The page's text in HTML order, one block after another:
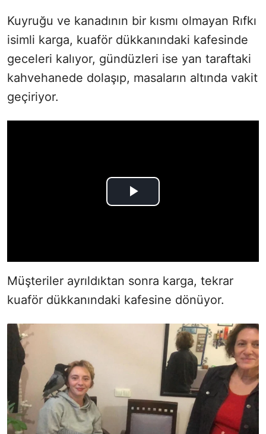
Kuyruğu ve kanadının bir kısmı olmayan Rıfkı
isimli karga, kuaför dükkanındaki kafesinde
geceleri kalıyor, gündüzleri ise yan taraftaki
kahvehanede dolaşıp, masaların altında vakit
geçiriyor.
Müşteriler ayrıldıktan sonra karga, tekrar
kuaför dükkanındaki kafesine dönüyor.